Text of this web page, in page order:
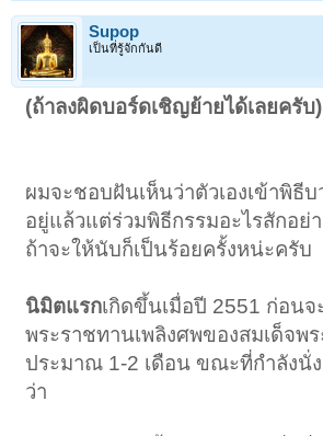
Supop
เป็นที่รู้จักกันดี
(ถ้าลงผิดบอร์ดเชิญย้ายได้เลยครับ)
ผมจะชอบฝันเห็นว่าตัวเองเข้าพิธี
อยู่แล้วแต่ร่วมพิธีกรรมอะไรสักอย่
ถ้าจะให้นับก็เป็นร้อยครั้งหน่ะครับ
นิมิตแรกเกิดขึ้นเมื่อปี 2551 ก่อนจ
พระราชทานเพลิงศพของสมเด็จพร
ประมาณ 1-2 เดือน ขณะที่กำลังนั่
ว่า